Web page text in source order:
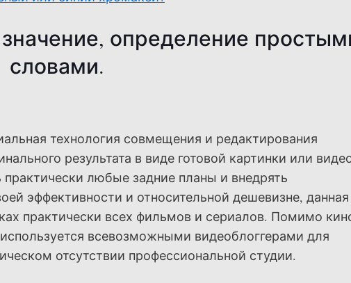
определение
словами.
технология совмещения и редактирования
результата в виде готовой картинки или
любые задние планы и внедрять
эффективности и относительной дешевизне, данная
практически всех фильмов и сериалов. Помимо
всевозможными видеоблоггерами для
отсутствии профессиональной студии.